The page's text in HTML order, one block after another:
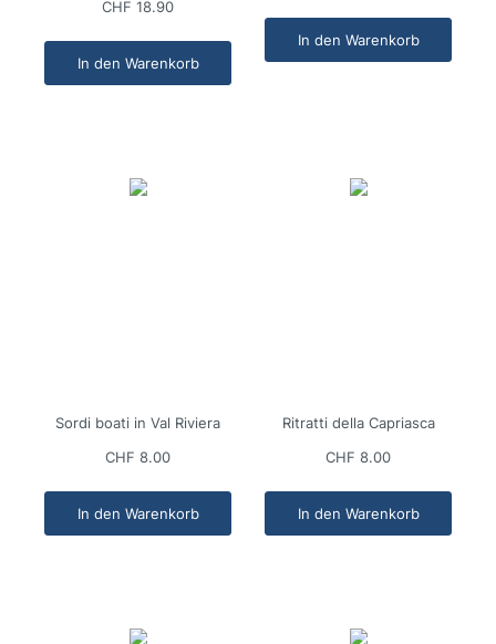
CHF 18.90
In den Warenkorb
In den Warenkorb
Sordi boati in Val Riviera
CHF 8.00
In den Warenkorb
Ritratti della Capriasca
CHF 8.00
In den Warenkorb